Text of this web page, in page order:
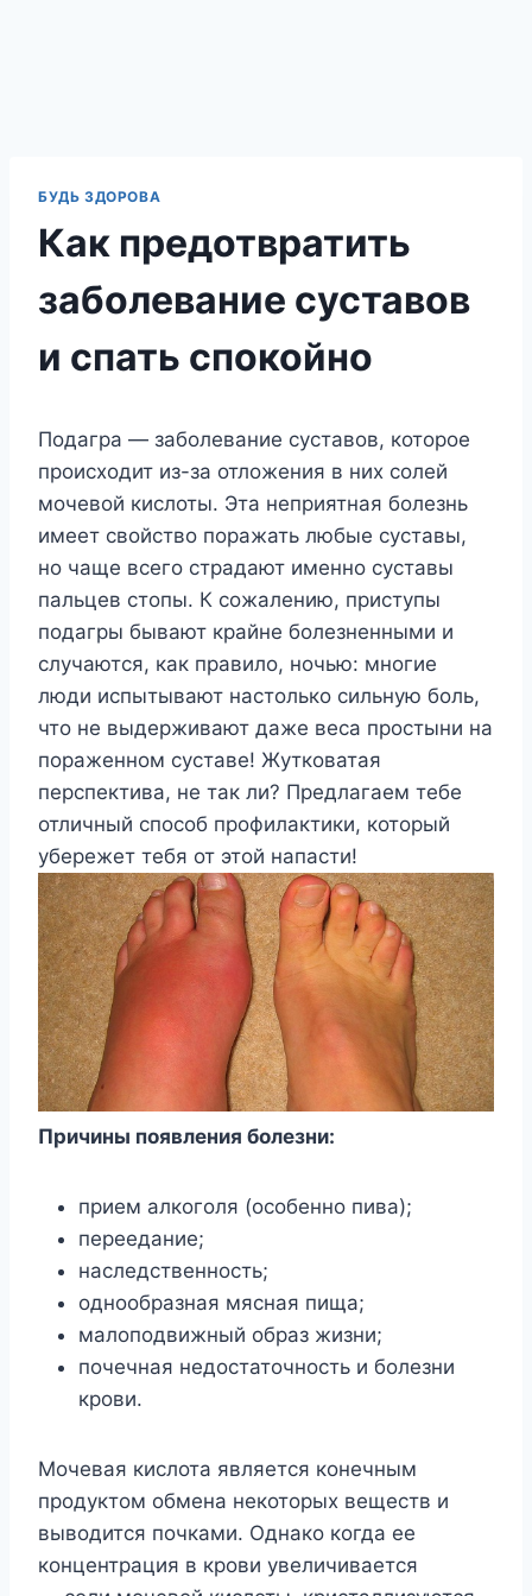
БУДЬ ЗДОРОВА
Как предотвратить
заболевание суставов
и спать спокойно
Подагра — заболевание суставов, которое
происходит из-за отложения в них солей
мочевой кислоты. Эта неприятная болезнь
имеет свойство поражать любые суставы,
но чаще всего страдают именно суставы
пальцев стопы. К сожалению, приступы
подагры бывают крайне болезненными и
случаются, как правило, ночью: многие
люди испытывают настолько сильную боль,
что не выдерживают даже веса простыни на
пораженном суставе! Жутковатая
перспектива, не так ли? Предлагаем тебе
отличный способ профилактики, который
убережет тебя от этой напасти!
Причины появления болезни:
прием алкоголя (особенно пива);
переедание;
наследственность;
однообразная мясная пища;
малоподвижный образ жизни;
почечная недостаточность и болезни
крови.
Мочевая кислота является конечным
продуктом обмена некоторых веществ и
выводится почками. Однако когда ее
концентрация в крови увеличивается